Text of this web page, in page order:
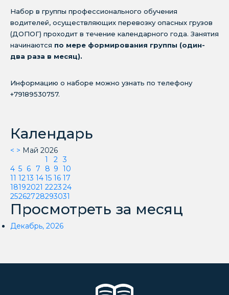
Календарь
< > Май 2026
1
2 3
4 5 6 7 8 9 10
11 1213 1415 16 17
18192021 222324
25262728293031
Просмотреть за месяц
Декабрь, 2026
Набор в группы профессионального обучения
водителей, осуществляющих перевозку опасных грузов
(ДОПОГ) проходит в течение календарного года. Занятия
начинаются по мере формирования группы (один-
два раза в месяц).
Информацию о наборе можно узнать по телефону
+79189530757.